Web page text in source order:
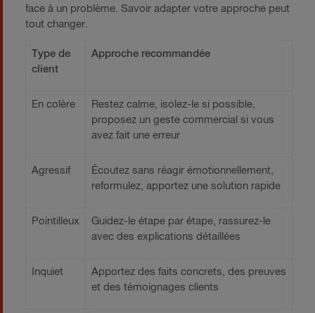
face à un problème. Savoir adapter votre approche peut
tout changer.
Type de
client
Approche recommandée
En colère
Restez calme, isolez-le si possible,
proposez un geste commercial si vous
avez fait une erreur
Agressif
Écoutez sans réagir émotionnellement,
reformulez, apportez une solution rapide
Pointilleux
Guidez-le étape par étape, rassurez-le
avec des explications détaillées
Inquiet
Apportez des faits concrets, des preuves
et des témoignages clients